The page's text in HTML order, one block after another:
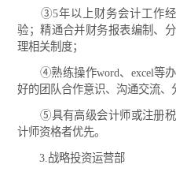
③5年以上财务会计工作经
验；精通合并财务报表编制、
理相关制度；
④熟练操作word、excel等办
好的团队合作意识、沟通交流、
⑤具有高级会计师或注册税
计师资格者优先。
3.战略投资运营部